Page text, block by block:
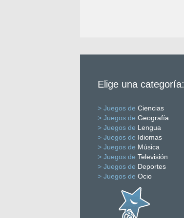
Elige una categoría:
> Juegos de Ciencias
> Juegos de Geografía
> Juegos de Lengua
> Juegos de Idiomas
> Juegos de Música
> Juegos de Televisión
> Juegos de Deportes
> Juegos de Ocio